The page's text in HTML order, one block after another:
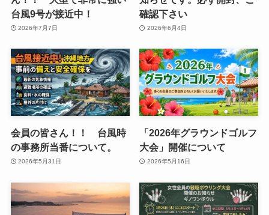
台風9号が接近中！
2026年7月7日
確認下さい
2026年6月4日
会員の皆さん！！ 台風時
の事務所当番について。
2026年5月31日
「2026年グラウンドゴルフ
大会」開催について
2026年5月16日